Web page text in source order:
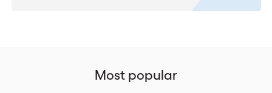
Most popular